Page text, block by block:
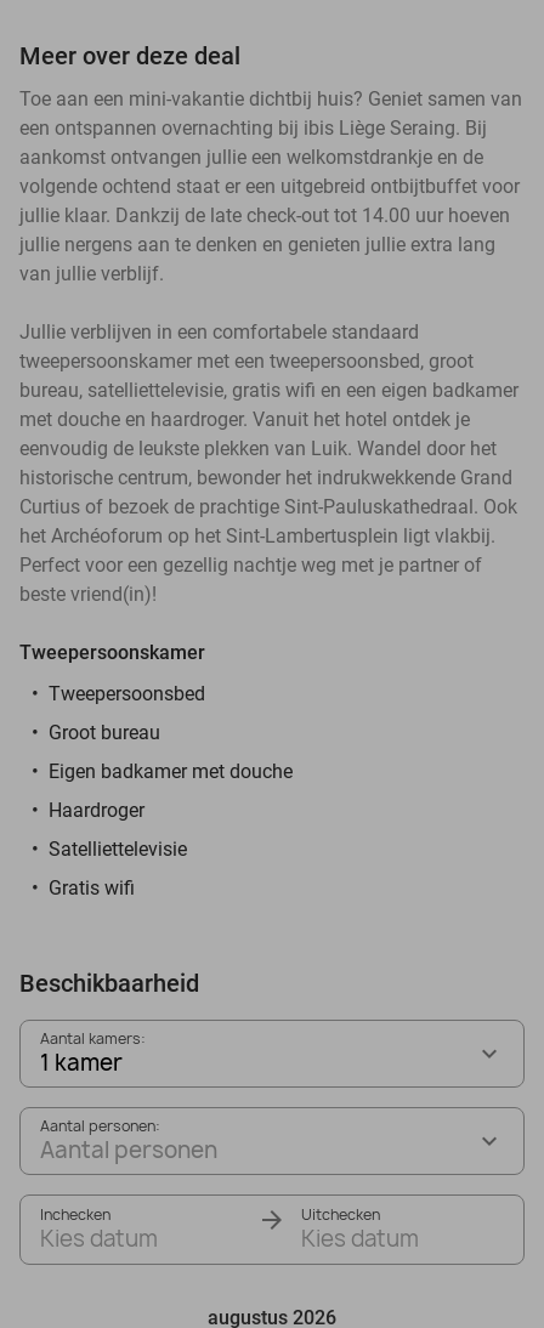
Meer over deze deal
Toe aan een mini-vakantie dichtbij huis? Geniet samen van
een ontspannen overnachting bij ibis Liège Seraing. Bij
aankomst ontvangen jullie een welkomstdrankje en de
volgende ochtend staat er een uitgebreid ontbijtbuffet voor
jullie klaar. Dankzij de late check-out tot 14.00 uur hoeven
jullie nergens aan te denken en genieten jullie extra lang
van jullie verblijf.
Jullie verblijven in een comfortabele standaard
tweepersoonskamer met een tweepersoonsbed, groot
bureau, satelliettelevisie, gratis wifi en een eigen badkamer
met douche en haardroger. Vanuit het hotel ontdek je
eenvoudig de leukste plekken van Luik. Wandel door het
historische centrum, bewonder het indrukwekkende Grand
Curtius of bezoek de prachtige Sint-Pauluskathedraal. Ook
het Archéoforum op het Sint-Lambertusplein ligt vlakbij.
Perfect voor een gezellig nachtje weg met je partner of
beste vriend(in)!
Tweepersoonskamer
Tweepersoonsbed
Groot bureau
Eigen badkamer met douche
Haardroger
Satelliettelevisie
Gratis wifi
Beschikbaarheid
Aantal kamers:
1 kamer
Aantal personen:
Aantal personen
Inchecken
Kies datum
Uitchecken
Kies datum
augustus 2026